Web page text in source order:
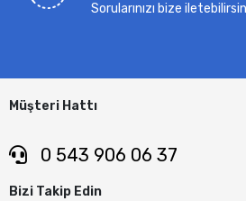
Sorularınızı bize
Müşteri Hattı
0 543 906 06 37
Bizi Takip Edin